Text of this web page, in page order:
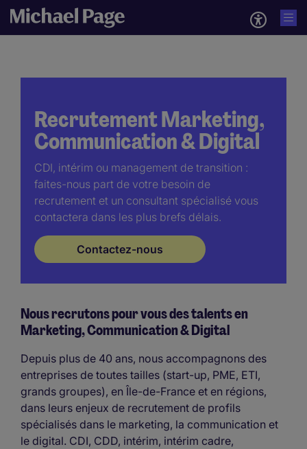
Recrutement Marketing,
Communication & Digital
CDI, intérim ou management de transition :
faites-nous part de votre besoin de
recrutement et un consultant spécialisé vous
contactera dans les plus brefs délais.
Contactez-nous
Nous recrutons pour vous des talents en
Marketing, Communication & Digital
Depuis plus de 40 ans, nous accompagnons des
entreprises de toutes tailles (start-up, PME, ETI,
grands groupes), en Île-de-France et en régions,
dans leurs enjeux de recrutement de profils
spécialisés dans le marketing, la communication et
le digital. CDI, CDD, intérim, intérim cadre,